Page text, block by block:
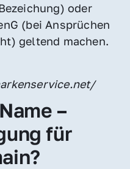
oder
(bei Ansprüchen
geltend machen.
–
für